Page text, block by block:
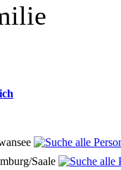
Saale